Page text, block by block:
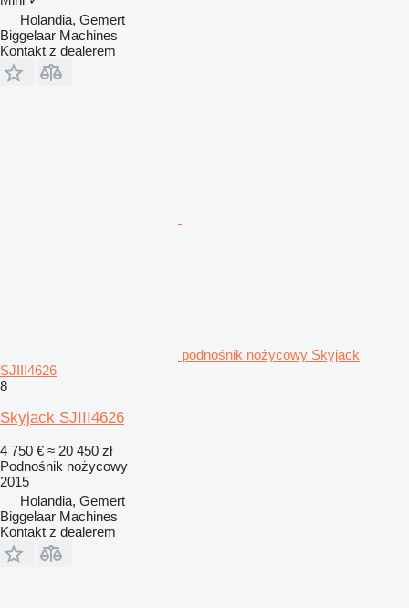
Holandia, Gemert
Biggelaar Machines
Kontakt z dealerem
podnośnik nożycowy Skyjack
SJIII4626
8
Skyjack SJIII4626
4 750 € ≈ 20 450 zł
Podnośnik nożycowy
2015
Holandia, Gemert
Biggelaar Machines
Kontakt z dealerem